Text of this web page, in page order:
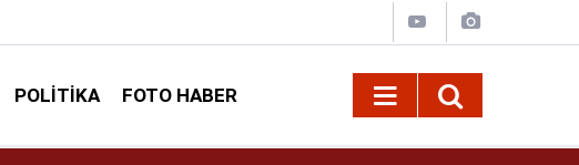
POLITIKA FOTO HABER